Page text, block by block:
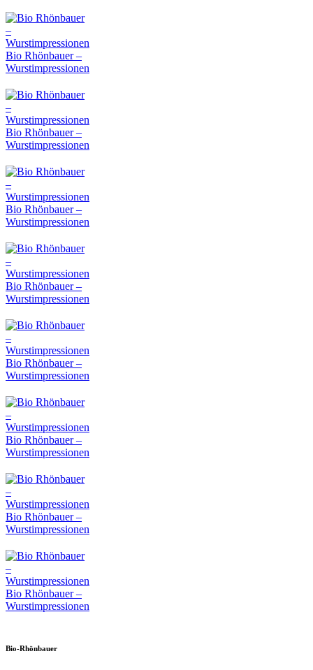
Bio Rhönbauer –
Wurstimpressionen
Bio Rhönbauer –
Wurstimpressionen
Bio Rhönbauer –
Wurstimpressionen
Bio Rhönbauer –
Wurstimpressionen
Bio Rhönbauer –
Wurstimpressionen
Bio Rhönbauer –
Wurstimpressionen
Bio Rhönbauer –
Wurstimpressionen
Bio Rhönbauer –
Wurstimpressionen
Bio-Rhönbauer